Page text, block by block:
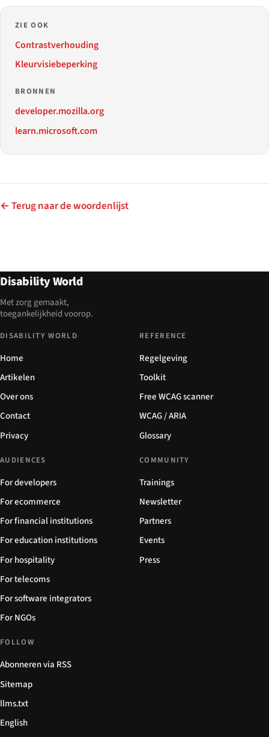
ZIE OOK
Contrastverhouding
Kleurvisiebeperking
BRONNEN
developer.mozilla.org
learn.microsoft.com
← Terug naar de woordenlijst
Disability World
Met zorg gemaakt,
toegankelijkheid voorop.
DISABILITY WORLD
Home
Artikelen
Over ons
Contact
Privacy
REFERENCE
Regelgeving
Toolkit
Free WCAG scanner
WCAG / ARIA
Glossary
AUDIENCES
For developers
For ecommerce
For financial institutions
For education institutions
For hospitality
For telecoms
For software integrators
For NGOs
COMMUNITY
Trainings
Newsletter
Partners
Events
Press
FOLLOW
Abonneren via RSS
Sitemap
llms.txt
English